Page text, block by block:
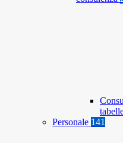
Personale 141